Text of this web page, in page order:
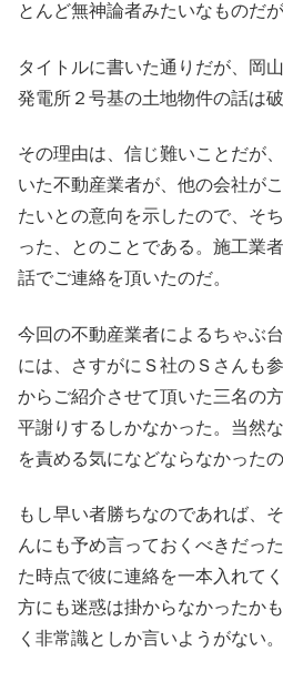
とんど無神論者みたいなものだが
タイトルに書いた通りだが、岡
発電所２号基の土地物件の話は破
その理由は、信じ難いことだが
いた不動産業者が、他の会社が
たいとの意向を示したので、そ
った、とのことである。施工業
話でご連絡を頂いたのだ。
今回の不動産業者によるちゃ
には、さすがにＳ社のＳさんも
からご紹介させて頂いた三名の
平謝りするしかなかった。当然
を責める気になどならなかった
もし早い者勝ちなのであれば、
んにも予め言っておくべきだっ
た時点で彼に連絡を一本入れて
方にも迷惑は掛からなかったか
く非常識としか言いようがない。